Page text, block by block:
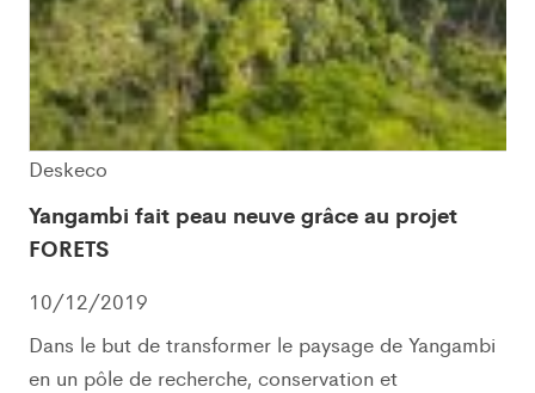
Deskeco
Yangambi fait peau neuve grâce au projet
FORETS
10/12/2019
Dans le but de transformer le paysage de Yangambi
en un pôle de recherche, conservation et